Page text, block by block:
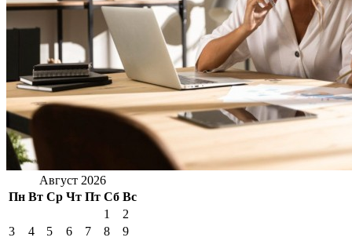
Август 2026
Пн Вт Ср Чт Пт Сб Вс
1
2
3
4 5 6 7 8
9